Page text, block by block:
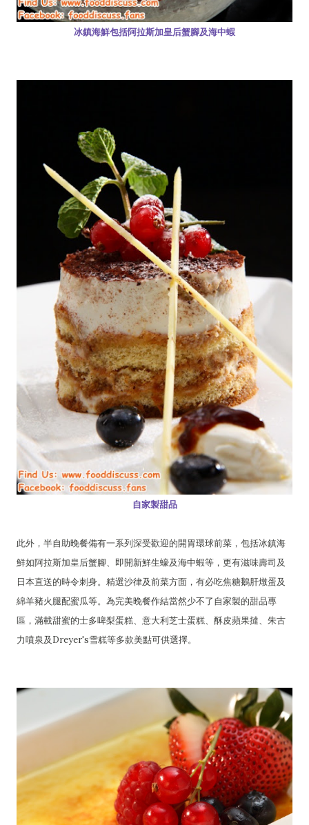
冰鎮海鮮包括阿拉斯加皇后蟹腳及海中蝦
自家製甜品
此外，半自助晚餐備有一系列深受歡迎的開胃環球前菜，包括冰鎮海
鮮如阿拉斯加皇后蟹腳、即開新鮮生蠔及海中蝦等，更有滋味壽司及
日本直送的時令刺身。精選沙律及前菜方面，有必吃焦糖鵝肝燉蛋及
綿羊豬火腿配蜜瓜等。為完美晚餐作結當然少不了自家製的甜品專
區，滿載甜蜜的士多啤梨蛋糕、意大利芝士蛋糕、酥皮蘋果撻、朱古
力噴泉及Dreyer's雪糕等多款美點可供選擇。